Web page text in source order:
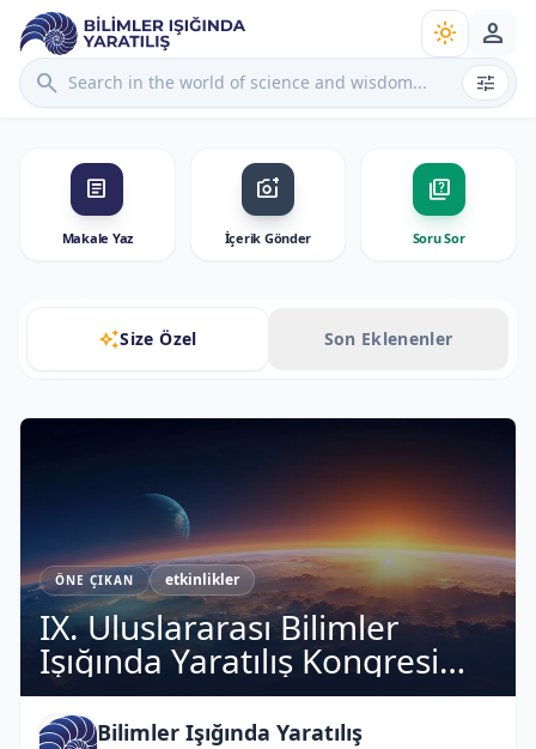
search tune
light_mode person
article
Makale Yaz
add_a_photo
İçerik Gönder
quiz
Soru Sor
auto_awesomeSize Özel Son Eklenenler
ÖNE ÇIKAN etkinlikler
IX. Uluslararası Bilimler
Işığında Yaratılış Kongresi
Sonuç Bildirgesi
Bilimler Işığında Yaratılış